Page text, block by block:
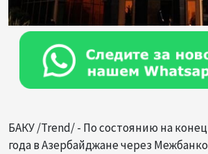
БАКУ /Trend/ - По состоянию на конец
года в Азербайджане через